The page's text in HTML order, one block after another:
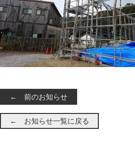
← 前のお知らせ
← お知らせ一覧に戻る